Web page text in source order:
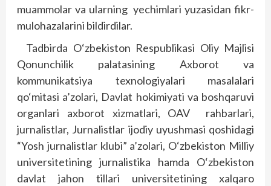
muammolar va ularning yechimlari yuzasidan fikr-
mulohazalarini bildirdilar.
Tadbirda O‘zbekiston Respublikasi Oliy Majlisi
Qonunchilik palatasining Axborot va
kommunikatsiya texnologiyalari masalalari
qo‘mitasi a’zolari, Davlat hokimiyati va boshqaruvi
organlari axborot xizmatlari, OAV rahbarlari,
jurnalistlar, Jurnalistlar ijodiy uyushmasi qoshidagi
“Yosh jurnalistlar klubi” a’zolari, O‘zbekiston Milliy
universitetining jurnalistika hamda O‘zbekiston
davlat jahon tillari universitetining xalqaro